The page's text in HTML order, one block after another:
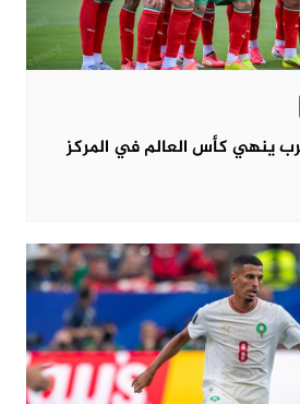
ينهي كأس العالم في المركز